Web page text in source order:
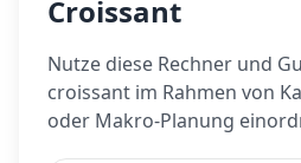
Croissant
Nutze diese Rechner und
croissant im Rahmen von
oder Makro-Planung